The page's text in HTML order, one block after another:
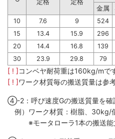
定格 定格
金属
10
7.6 9 524
15
13.4 15.9 296
20
14.4 16.8 139
30
23.9 29.8 79
[ ! ]コンベヤ耐荷重は160kg/mで
[ ! ]ワーク材質毎の搬送質量は参
④-2：呼び速度Gの搬送質量を確
例）ワーク材質：樹脂、30kg/
※モータローラ1本の搬送能力